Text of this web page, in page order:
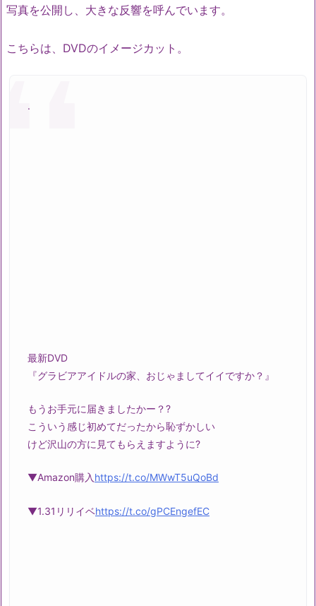
写真を公開し、大きな反響を呼んでいます。
こちらは、DVDのイメージカット。
.
最新DVD
『グラビアアイドルの家、おじゃましてイイですか？』
もうお手元に届きましたかー？?
こういう感じ初めてだったから恥ずかしい
けど沢山の方に見てもらえますように?
▼Amazon購入 https://t.co/MWwT5uQoBd
▼1.31リリイベhttps://t.co/gPCEngefEC